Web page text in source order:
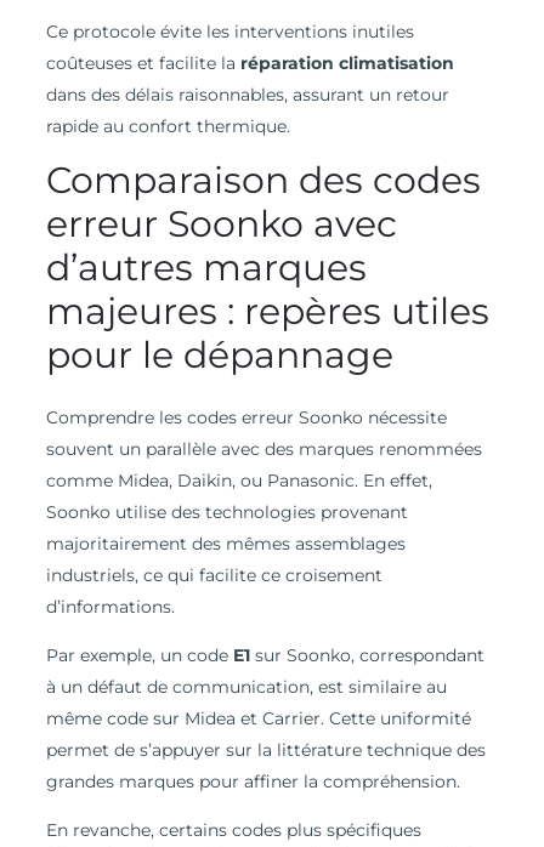
Ce protocole évite les interventions inutiles
coûteuses et facilite la réparation climatisation
dans des délais raisonnables, assurant un retour
rapide au confort thermique.
Comparaison des codes
erreur Soonko avec
d’autres marques
majeures : repères utiles
pour le dépannage
Comprendre les codes erreur Soonko nécessite
souvent un parallèle avec des marques renommées
comme Midea, Daikin, ou Panasonic. En effet,
Soonko utilise des technologies provenant
majoritairement des mêmes assemblages
industriels, ce qui facilite ce croisement
d’informations.
Par exemple, un code E1sur Soonko, correspondant
à un défaut de communication, est similaire au
même code sur Midea et Carrier. Cette uniformité
permet de s’appuyer sur la littérature technique des
grandes marques pour affiner la compréhension.
En revanche, certains codes plus spécifiques